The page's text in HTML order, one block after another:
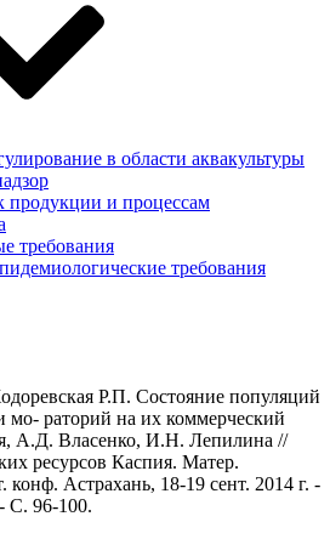
в области аквакультуры
продукции и процессам
требования
требования
Р.П. Состояние популяций
мо- раторий на их коммерческий
А.Д. Власенко, И.Н. Лепилина //
ресурсов Каспия. Матер.
конф. Астрахань, 18-19 сент. 2014 г. -
С. 96-100.